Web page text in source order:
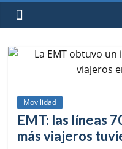
Movilidad
EMT: las líneas
más viajeros